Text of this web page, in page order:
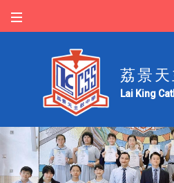
荔景
Lai King